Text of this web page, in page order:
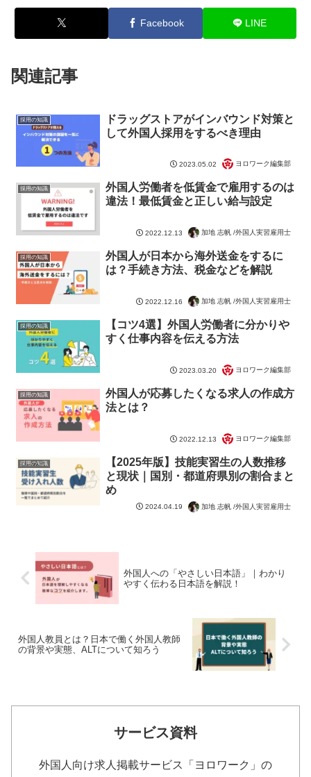
Facebook LINE
関連記事
採用の知識
ドラッグストアがインバウンド対策と
して外国人採用をするべき理由
2023.05.02 ヨロワーク編集部
採用の知識
外国人労働者を低賃金で雇用するのは
違法！最低賃金と正しい給与設定
2022.12.13 加地 志帆 /外国人実習雇用士
採用の知識
外国人が日本から海外送金をするに
は？手続き方法、税金などを解説
2022.12.16 加地 志帆 /外国人実習雇用士
採用の知識
【コツ4選】外国人労働者に分かりや
すく仕事内容を伝える方法
2023.03.20 ヨロワーク編集部
採用の知識
外国人が応募したくなる求人の作成方
法とは？
2022.12.13 ヨロワーク編集部
採用の知識
【2025年版】技能実習生の人数推移
と現状｜国別・都道府県別の割合まと
め
2024.04.19 加地 志帆 /外国人実習雇用士
外国人への「やさしい日本語」｜わかり
やすく伝わる日本語を解説！
外国人教員とは？日本で働く外国人教師
の背景や実態、ALTについて知ろう
サービス資料
外国人向け求人掲載サービス「ヨロワーク」の